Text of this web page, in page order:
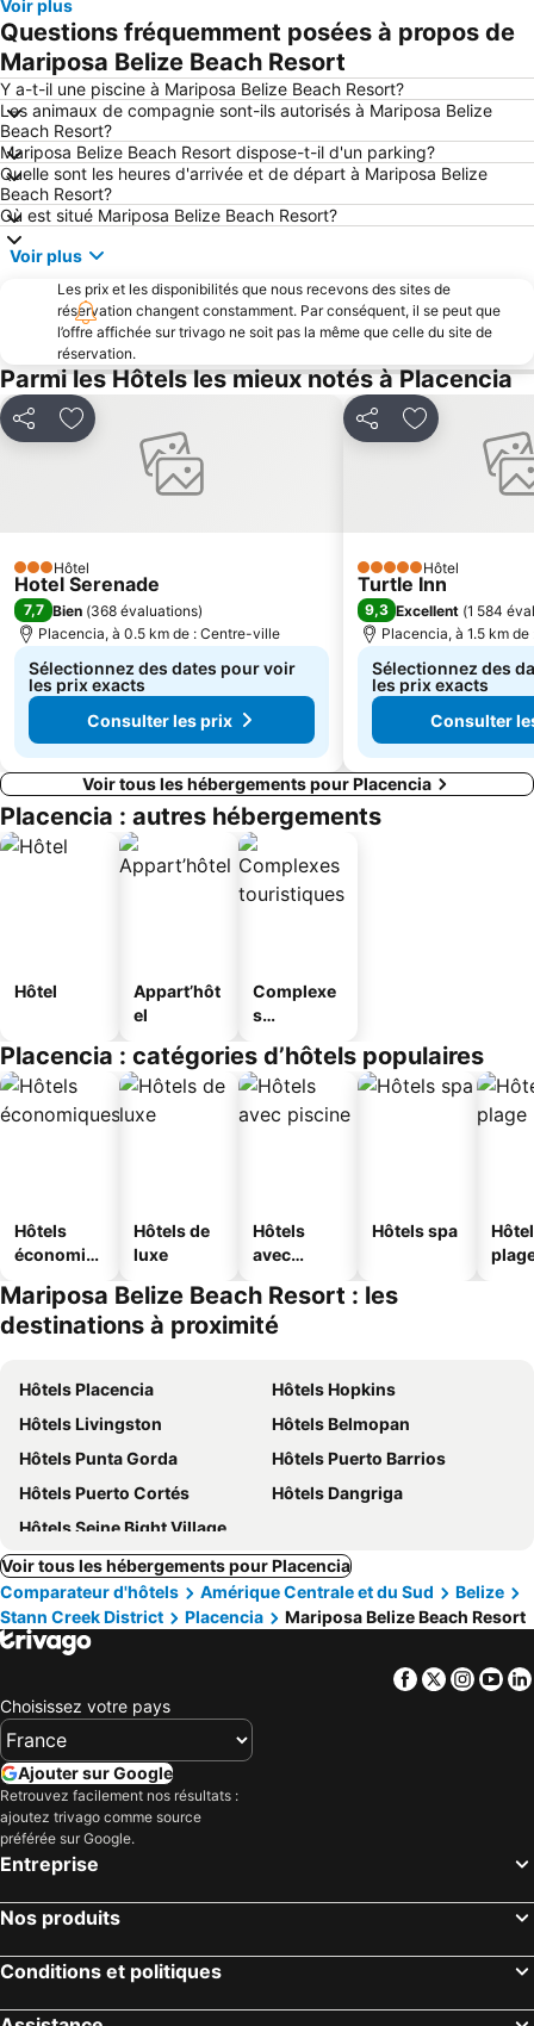
Voir plus
Questions fréquemment posées à propos de
Mariposa Belize Beach Resort
Y a-t-il une piscine à Mariposa Belize Beach Resort?
Les animaux de compagnie sont-ils autorisés à Mariposa Belize
Beach Resort?
Mariposa Belize Beach Resort dispose-t-il d'un parking?
Quelle sont les heures d'arrivée et de départ à Mariposa Belize
Beach Resort?
Où est situé Mariposa Belize Beach Resort?
Voir plus
Les prix et les disponibilités que nous recevons des sites de
réservation changent constamment. Par conséquent, il se peut que
l’offre affichée sur trivago ne soit pas la même que celle du site de
réservation.
Parmi les Hôtels les mieux notés à Placencia
PartagerAjouter à mes favoris
3 Étoiles
Hôtel
Hotel Serenade
7,7 Bien (368 évaluations)
Placencia, à 0.5 km de : Centre-ville
Sélectionnez des dates pour voir
les prix exacts
Consulter les prix
PartagerAjouter à
5 ÉtoilesHôtel
Turtle Inn
9,3 Excellent (1 584
Placencia, à 1.5 km
Sélectionnez des
les prix exacts
Consulter
Voir tous les hébergements pour Placencia
Placencia : autres hébergements
Hôtel
Appart’hôt
el
Complexe
s
s
Placencia : catégories d’hôtels populaires
Hôtels
économiq
Hôtels de
luxe
Hôtels
avec
Hôtels spa
Mariposa Belize Beach Resort : les
destinations à proximité
Hôtels Placencia
Hôtels Hopkins
Hôtels Livingston
Hôtels Belmopan
Hôtels Punta Gorda
Hôtels Puerto Barrios
Hôtels Puerto Cortés
Hôtels Dangriga
Hôtels Seine Bight Village
Voir tous les hébergements pour Placencia
Comparateur d'hôtels
Amérique Centrale et du Sud
Belize
Stann Creek District
Placencia Mariposa Belize Beach Resort
Facebook
Twitter
Choisissez votre pays
Ajouter sur Google
Retrouvez facilement nos résultats :
ajoutez trivago comme source
préférée sur Google.
Entreprise
Nos produits
Conditions et politiques